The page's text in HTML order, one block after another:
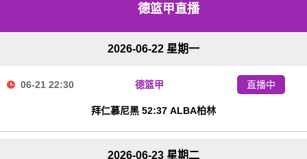
德篮甲直播
2026-06-22 星期一
06-21 22:30 德篮甲
拜仁慕尼黑 52:37 ALBA柏林
直播中
2026-06-23 星期二